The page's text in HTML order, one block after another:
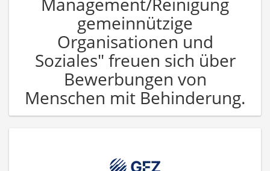
gemeinnützige
Organisationen und
Soziales" freuen sich über
Bewerbungen von
Menschen mit Behinderung.